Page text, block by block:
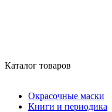
Каталог товаров
Окрасочные маски
Книги и периодика